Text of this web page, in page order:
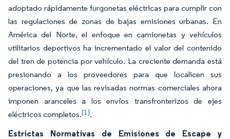
adoptado rápidamente furgonetas eléctricas para cumplir con
las regulaciones de zonas de bajas emisiones urbanas. En
América del Norte, el enfoque en camionetas y vehículos
utilitarios deportivos ha incrementado el valor del contenido
del tren de potencia por vehículo. La creciente demanda está
presionando a los proveedores para que localicen sus
operaciones, ya que las revisadas normas comerciales ahora
imponen aranceles a los envíos transfronterizos de ejes
eléctricos completos.[1].
Estrictas Normativas de Emisiones de Escape y